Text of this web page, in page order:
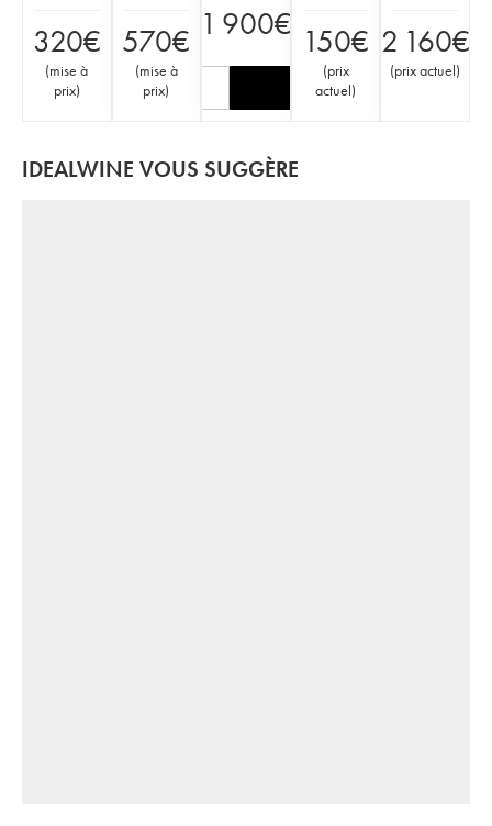
320€
(mise à
prix)
570€
(mise à
prix)
1 900€ 150€
(prix
actuel)
2 160€
(prix actuel)
IDEALWINE VOUS SUGGÈRE